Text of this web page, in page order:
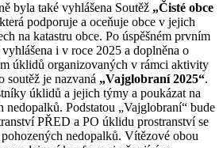
byla také vyhlášena Soutěž „Čisté obce
která podporuje a oceňuje obce v jejich
na katastru obce. Po úspěšném prvním
i v roce 2025 a doplněna o
úklidů organizovaných v rámci aktivity
soutěž je nazvaná „Vajglobraní 2025“.
úklidů a jejich týmy a poukázat na
nedopalků. Podstatou „Vajglobraní“ bude
PŘED a PO úklidu prostranství se
nedopalků. Vítězové obou